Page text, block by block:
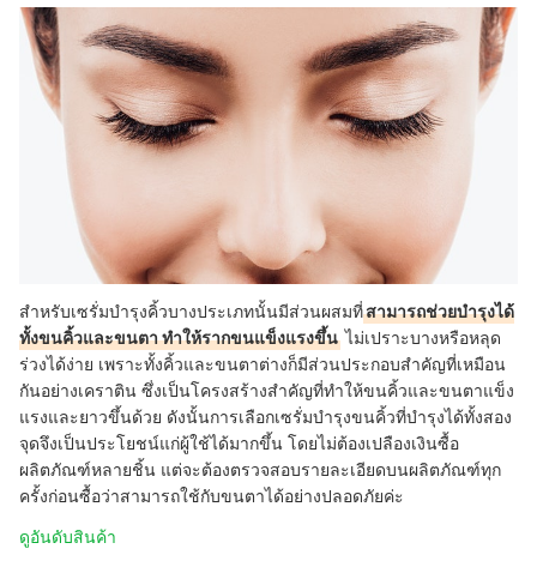
สำหรับเซรั่มบำรุงคิ้วบางประเภทนั้นมีส่วนผสมที่สามารถช่วยบำรุงได้
ทั้งขนคิ้วและขนตา ทำให้รากขนแข็งแรงขึ้น ไม่เปราะบางหรือหลุด
ร่วงได้ง่าย เพราะทั้งคิ้วและขนตาต่างก็มีส่วนประกอบสำคัญที่เหมือน
กันอย่างเคราติน ซึ่งเป็นโครงสร้างสำคัญที่ทำให้ขนคิ้วและขนตาแข็ง
แรงและยาวขึ้นด้วย ดังนั้นการเลือกเซรั่มบำรุงขนคิ้วที่บำรุงได้ทั้งสอง
จุดจึงเป็นประโยชน์แก่ผู้ใช้ได้มากขึ้น โดยไม่ต้องเปลืองเงินซื้อ
ผลิตภัณฑ์หลายชิ้น แต่จะต้องตรวจสอบรายละเอียดบนผลิตภัณฑ์ทุก
ครั้งก่อนซื้อว่าสามารถใช้กับขนตาได้อย่างปลอดภัยค่ะ
ดูอันดับสินค้า